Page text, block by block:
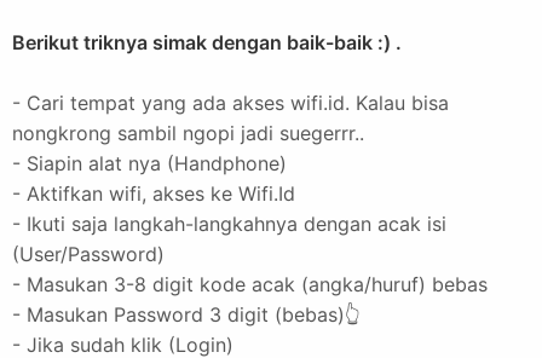
Berikut triknya simak dengan baik-baik :) .
- Cari tempat yang ada akses wifi.id. Kalau bisa
nongkrong sambil ngopi jadi suegerrr..
- Siapin alat nya (Handphone)
- Aktifkan wifi, akses ke Wifi.Id
- Ikuti saja langkah-langkahnya dengan acak isi
(User/Password)
- Masukan 3-8 digit kode acak (angka/huruf) bebas
- Masukan Password 3 digit (bebas)👆
- Jika sudah klik (Login)